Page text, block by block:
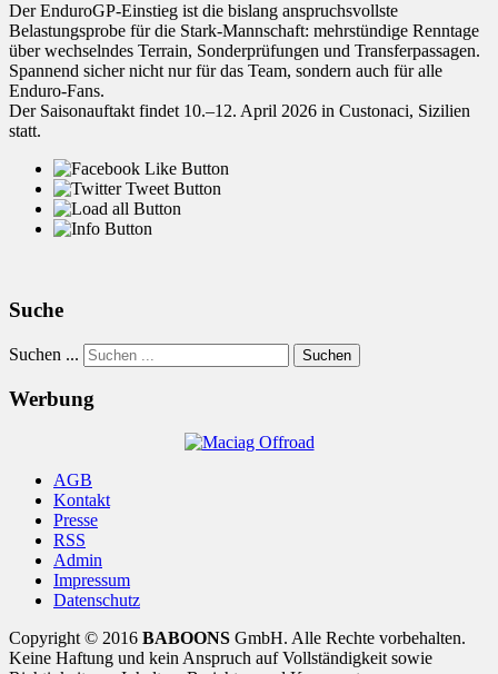
Der EnduroGP-Einstieg ist die bislang anspruchsvollste
Belastungsprobe für die Stark-Mannschaft: mehrstündige Renntage
über wechselndes Terrain, Sonderprüfungen und Transferpassagen.
Spannend sicher nicht nur für das Team, sondern auch für alle
Enduro-Fans.
Der Saisonauftakt findet 10.–12. April 2026 in Custonaci, Sizilien
statt.
Suche
Suchen ... Suchen
Werbung
AGB
Kontakt
Presse
RSS
Admin
Impressum
Datenschutz
Copyright © 2016 BABOONS GmbH. Alle Rechte vorbehalten.
Keine Haftung und kein Anspruch auf Vollständigkeit sowie